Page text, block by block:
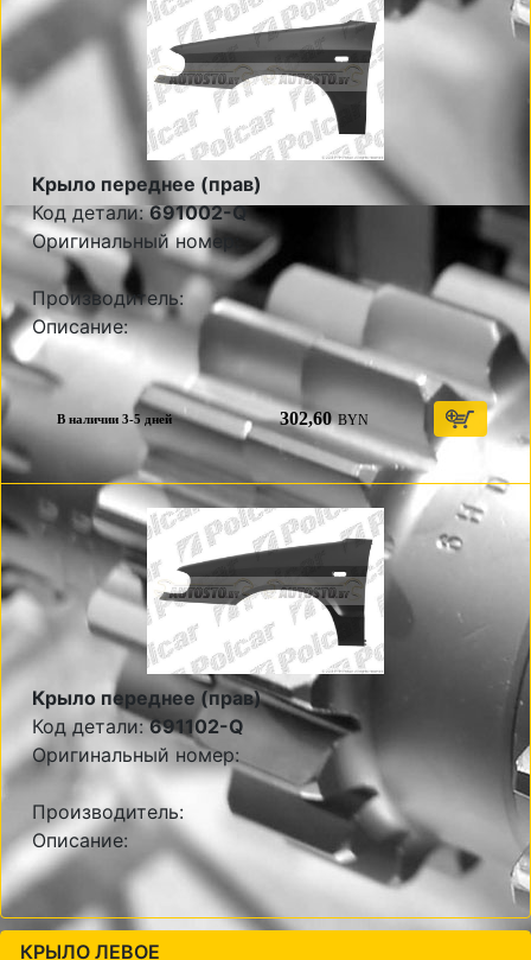
Крыло переднее (прав)
Код детали:691002-Q
Оригинальный номер:
Производитель:
Описание:
В наличии 3-5 дней 302,60 BYN
Крыло переднее (прав)
Код детали:691102-Q
Оригинальный номер:
Производитель:
Описание:
КРЫЛО ЛЕВОЕ